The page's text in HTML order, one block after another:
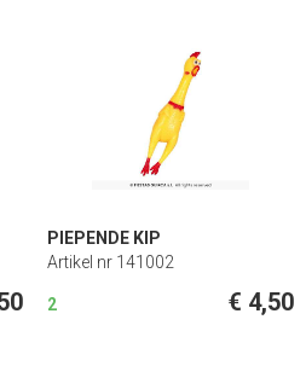
PIEPENDE KIP
Artikel nr 141002
2 € 4,50